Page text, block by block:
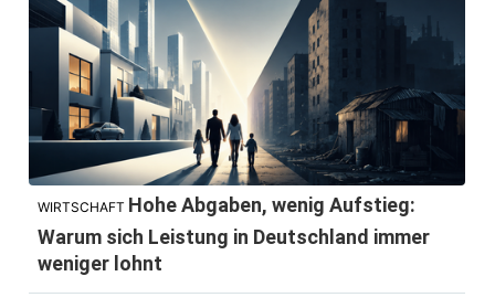
WIRTSCHAFT Hohe Abgaben, wenig Aufstieg:
Warum sich Leistung in Deutschland immer
weniger lohnt